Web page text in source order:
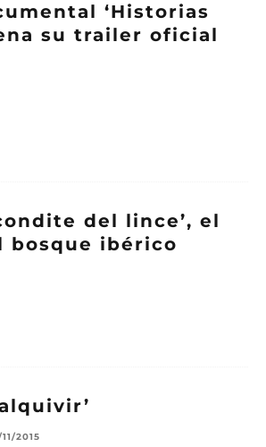
‘Historias
su trailer oficial
del lince’, el
bosque ibérico
2015